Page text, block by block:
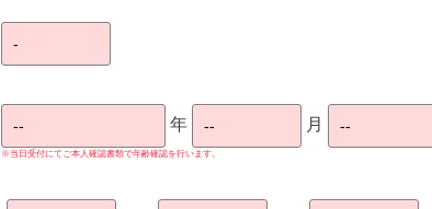
年 月
※当日受付にてご本人確認書類で年齢確認を行います。